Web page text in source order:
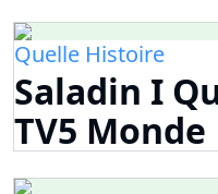
Quelle Histoire
Saladin I
TV5 Monde